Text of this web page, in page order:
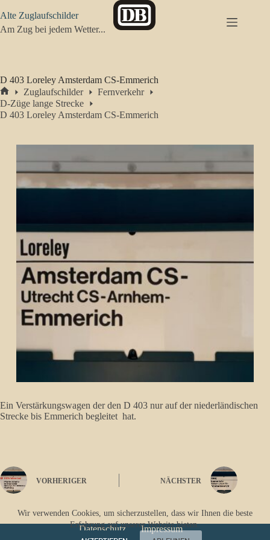
Inhalt
springen
Wir verwenden Cookies, um sicherzustellen, dass wir Ihnen die beste
Erfahrung auf unserer Website bieten.
Alte Zuglaufschilder
Am Zug bei jedem Wetter...
D 403 Loreley Amsterdam CS-Emmerich
Start
Zuglaufschilder
Fernverkehr
D-Züge lange Strecke
D 403 Loreley Amsterdam CS-Emmerich
Ein Verstärkungswagen der den D 403 nur auf der niederländischen
Strecke bis Emmerich begleitet hat.
VORHERIGER NÄCHSTER
Datenschutz Impressum